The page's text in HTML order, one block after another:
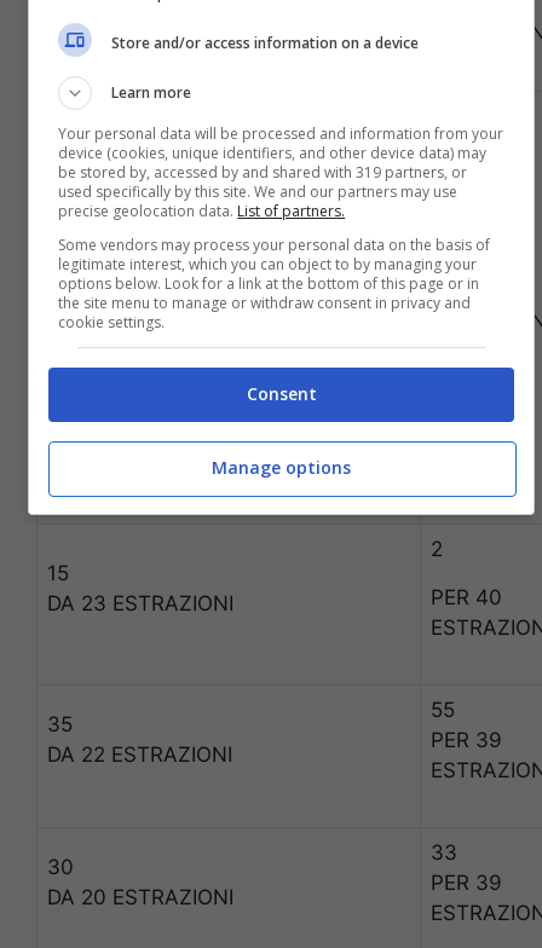
DA 32 ESTRAZIONI
DA 30 ESTRAZIONI
37
PER 40
15
DA 23 ESTRAZIONI
2
PER 40
35
DA 22 ESTRAZIONI
55
PER 39
30
DA 20 ESTRAZIONI
33
PER 39
Store and/or access information on a device
Learn more
Your personal data will be processed and information from your
device (cookies, unique identifiers, and other device data) may
be stored by, accessed by and shared with 319 partners, or
used specifically by this site. We and our partners may use
precise geolocation data. List of partners.
Some vendors may process your personal data on the basis of
legitimate interest, which you can object to by managing your
options below. Look for a link at the bottom of this page or in
the site menu to manage or withdraw consent in privacy and
cookie settings.
Consent
Manage options